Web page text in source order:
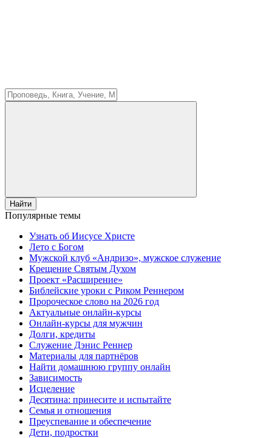
Найти
Популярные темы
Узнать об Иисусе Христе
Лето с Богом
Мужской клуб «Андризо», мужское служение
Крещение Святым Духом
Проект «Расширение»
Библейские уроки с Риком Реннером
Пророческое слово на 2026 год
Актуальные онлайн-курсы
Онлайн-курсы для мужчин
Долги, кредиты
Служение Дэнис Реннер
Материалы для партнёров
Найти домашнюю группу онлайн
Зависимость
Исцеление
Десятина: принесите и испытайте
Семья и отношения
Преуспевание и обеспечение
Дети, подростки